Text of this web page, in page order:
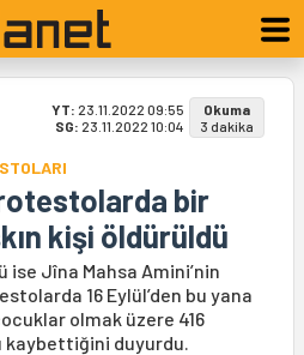
YT: 23.11.2022 09:55
SG: 23.11.2022 10:04
Okuma
3 dakika
bir
kişi öldürüldü
ise Jîna Mahsa Amini’nin
16 Eylül’den bu yana
olmak üzere 416
kaybettiğini duyurdu.